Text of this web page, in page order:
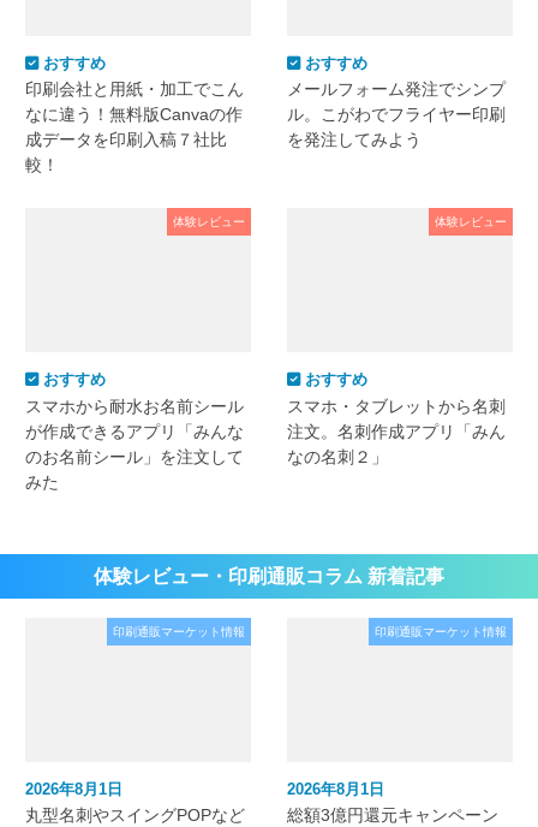
おすすめ
印刷会社と用紙・加工でこん
なに違う！無料版Canvaの作
成データを印刷入稿７社比
較！
おすすめ
メールフォーム発注でシンプ
ル。こがわでフライヤー印刷
を発注してみよう
体験レビュー
おすすめ
スマホから耐水お名前シール
が作成できるアプリ「みんな
のお名前シール」を注文して
みた
体験レビュー
おすすめ
スマホ・タブレットから名刺
注文。名刺作成アプリ「みん
なの名刺２」
体験レビュー・印刷通販コラム 新着記事
印刷通販マーケット情報
2026年8月1日
丸型名刺やスイングPOPなど
印刷通販マーケット情報
2026年8月1日
総額3億円還元キャンペーン